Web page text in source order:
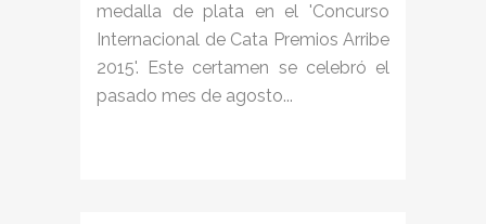
medalla de plata en el 'Concurso
Internacional de Cata Premios Arribe
2015'. Este certamen se celebró el
pasado mes de agosto...